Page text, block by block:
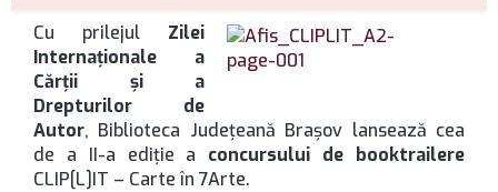
Cu prilejul Zilei
Internaționale a
Cărții și a
Drepturilor de
Autor, Biblioteca Județeană Brașov lansează cea
de a II-a ediție a concursului de booktrailere
CLIP[L]IT – Carte în 7Arte.